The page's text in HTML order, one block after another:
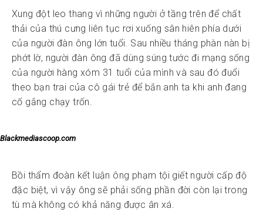
Xung đột leo thang vì những người ở tầng trên để chất
thải của thú cưng liên tục rơi xuống sân hiên phía dưới
của người đàn ông lớn tuổi. Sau nhiều tháng phàn nàn bị
phớt lờ, người đàn ông đã dùng súng tước đi mạng sống
của người hàng xóm 31 tuổi của mình và sau đó đuổi
theo bạn trai của cô gái trẻ để bắn anh ta khi anh đang
cố gắng chạy trốn.
Blackmediascoop.com
Bồi thẩm đoàn kết luận ông phạm tội giết người cấp độ
đặc biệt, vì vậy ông sẽ phải sống phần đời còn lại trong
tù mà không có khả năng được ân xá.